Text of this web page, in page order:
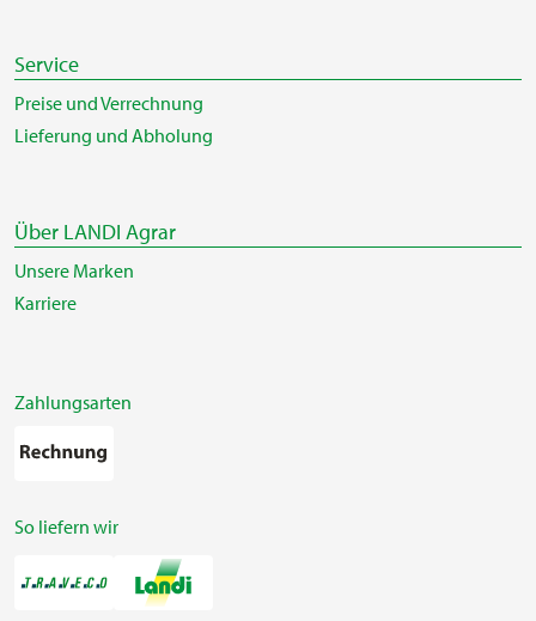
Service
Preise und Verrechnung
Lieferung und Abholung
Über LANDI Agrar
Unsere Marken
Karriere
Zahlungsarten
So liefern wir